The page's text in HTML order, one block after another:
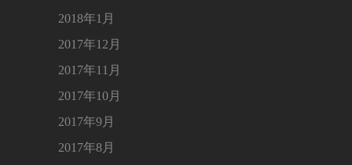
2018年1月
2017年12月
2017年11月
2017年10月
2017年9月
2017年8月